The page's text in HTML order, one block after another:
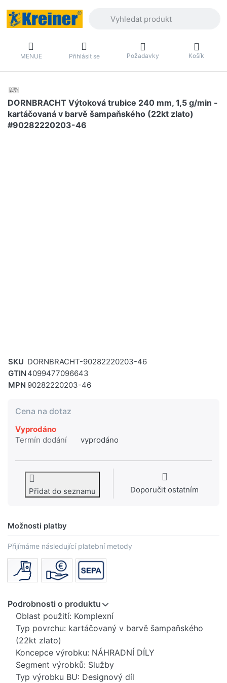
MENUE Přihlásit se Požadavky Košík
DORNBRACHT Výtoková trubice 240 mm, 1,5 g/min -
kartáčovaná v barvě šampaňského (22kt zlato)
#90282220203-46
SKU DORNBRACHT-90282220203-46
GTIN 4099477096643
MPN 90282220203-46
Cena na dotaz
Vyprodáno
Termín dodání
vyprodáno
Přidat do seznamu Doporučit ostatním
Možnosti platby
Přijímáme následující platební metody
Podrobnosti o produktu
Oblast použití: Komplexní
Typ povrchu: kartáčovaný v barvě šampaňského
(22kt zlato)
Koncepce výrobku: NÁHRADNÍ DÍLY
Segment výrobků: Služby
Typ výrobku BU: Designový díl